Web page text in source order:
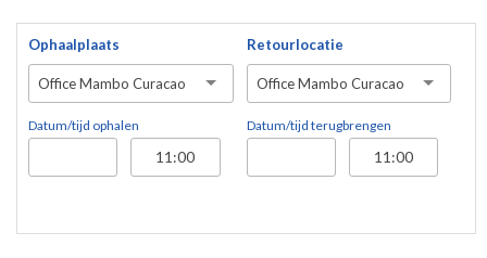
Ophaalplaats
Office Mambo Curacao
Datum/tijd ophalen
Retourlocatie
Office Mambo Curacao
Datum/tijd terugbrengen